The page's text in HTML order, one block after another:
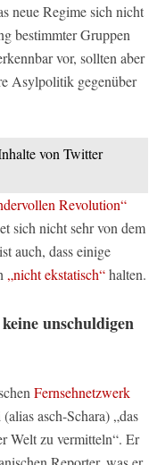
neue Regime sich nicht
bestimmter Gruppen
vor, sollten aber
Asylpolitik gegenüber
von Twitter
Revolution“
sich nicht sehr von dem
auch, dass einige
„nicht ekstatisch“halten.
unschuldigen
Fernsehnetzwerk
asch-Schara) „das
Welt zu vermitteln“. Er